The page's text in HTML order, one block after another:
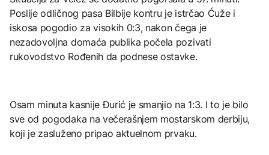
Poslije odličnog pasa Bilbije kontru je istrčao Ćuže i
iskosa pogodio za visokih 0:3, nakon čega je
nezadovoljna domaća publika počela pozivati
rukovodstvo Rođenih da podnese ostavke.
Osam minuta kasnije Đurić je smanjio na 1:3. I to je bilo
sve od pogodaka na večerašnjem mostarskom derbiju,
koji je zasluženo pripao aktuelnom prvaku.